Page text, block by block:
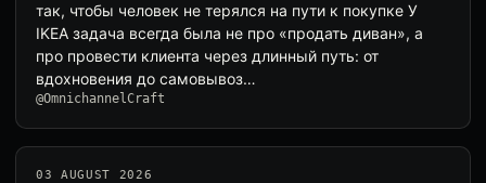
так, чтобы человек не терялся на пути к покупке У
IKEA задача всегда была не про «продать диван», а
про провести клиента через длинный путь: от
вдохновения до самовывоз…
@OmnichannelCraft
03 AUGUST 2026